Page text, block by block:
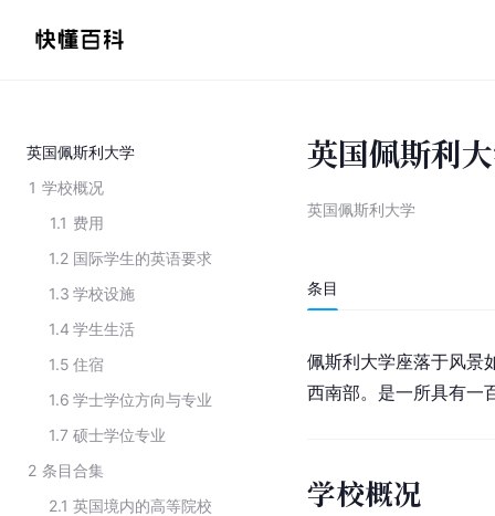
英国佩斯利大学
1 学校概况
1.1 费用
1.2 国际学生的英语要求
1.3 学校设施
1.4 学生生活
1.5 住宿
1.6 学士学位方向与专业
1.7 硕士学位专业
2 条目合集
2.1 英国境内的高等院校
英国佩斯利
英国佩斯利大学
条目
佩斯利大学座落于风景
西南部。是一所具有一
学校概况